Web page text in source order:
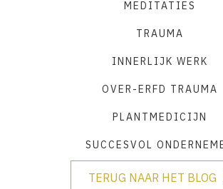
MEDITATIES
TRAUMA
INNERLIJK WERK
OVER-ERFD TRAUMA
PLANTMEDICIJN
SUCCESVOL
TERUG NAAR HET BLOG